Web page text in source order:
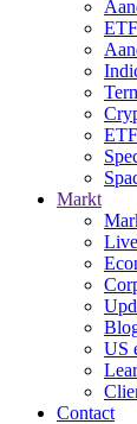
Markt
US
Contact